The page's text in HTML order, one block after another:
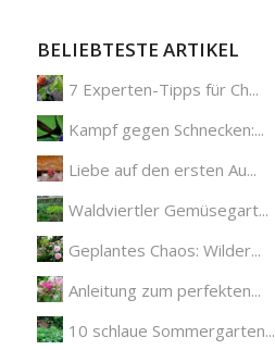
BELIEBTESTE ARTIKEL
7 Experten-Tipps für Ch...
Kampf gegen Schnecken:...
Liebe auf den ersten Au...
Waldviertler Gemüsegart...
Geplantes Chaos: Wilder...
Anleitung zum perfekten...
10 schlaue Sommergarten...